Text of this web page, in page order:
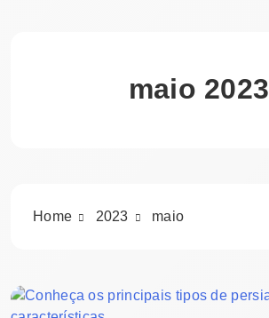
maio 2023
Home 2023 maio